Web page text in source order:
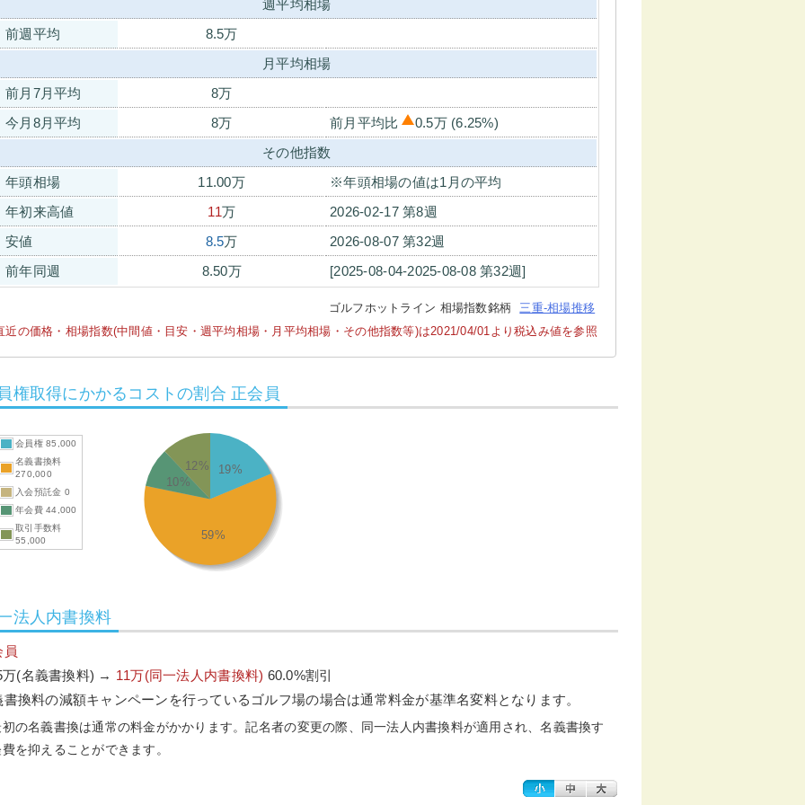
週平均相場
前週平均
8.5万
月平均相場
前月7月平均
8万
今月8月平均
8万 前月平均比
0.5万 (6.25%)
その他指数
年頭相場
11.00万
※年頭相場の値は1月の平均
年初来高値
11万
2026-02-17 第8週
安値
8.5万
2026-08-07 第32週
前年同週
8.50万 [2025-08-04-2025-08-08 第32週]
ゴルフホットライン 相場指数銘柄
三重-相場推移
近の価格・相場指数(中間値・目安・週平均相場・月平均相場・その他指数等)は2021/04/01より税込み値を参照
権取得にかかるコストの割合 正会員
会員権 85,000
名義書換料
270,000
入会預託金 0
年会費 44,000
取引手数料
55,000
19%
59%
10%
12%
法人内書換料
員
万(名義書換料) → 11万(同一法人内書換料) 60.0%割引
書換料の減額キャンペーンを行っているゴルフ場の場合は通常料金が基準名変料となります。
の名義書換は通常の料金がかかります。記名者の変更の際、同一法人内書換料が適用され、名義書換す
を抑えることができます。